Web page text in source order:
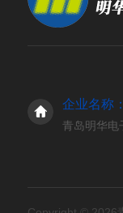
企业名称：
青岛明华电